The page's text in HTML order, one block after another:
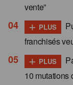
vente”
+ PLUS
franchisés
+ PLUS
10 mutations